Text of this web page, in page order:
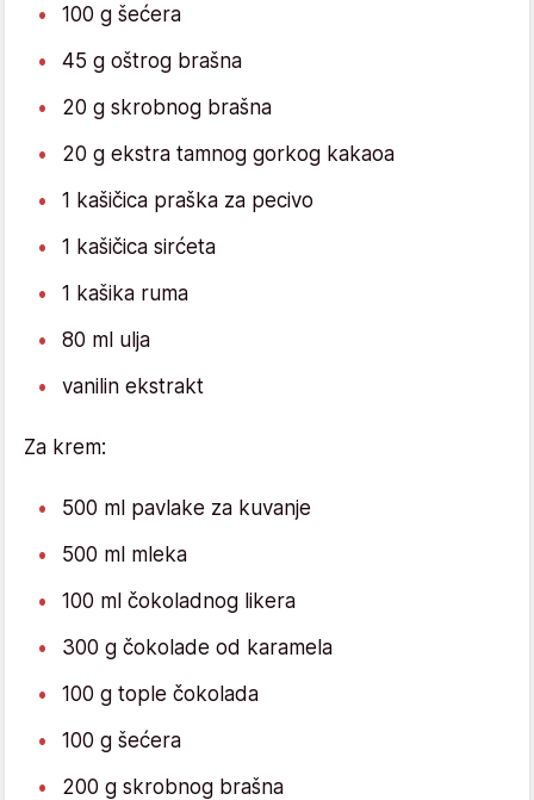
100 g šećera
45 g oštrog brašna
20 g skrobnog brašna
20 g ekstra tamnog gorkog kakaoa
1 kašičica praška za pecivo
1 kašičica sirćeta
1 kašika ruma
80 ml ulja
vanilin ekstrakt
Za krem:
500 ml pavlake za kuvanje
500 ml mleka
100 ml čokoladnog likera
300 g čokolade od karamela
100 g tople čokolada
100 g šećera
200 g skrobnog brašna